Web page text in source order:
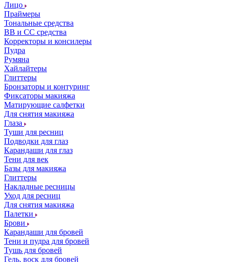
Лицо
Праймеры
Тональные средства
ВВ и СС средства
Корректоры и консилеры
Пудра
Румяна
Хайлайтеры
Глиттеры
Бронзаторы и контуринг
Фиксаторы макияжа
Матирующие салфетки
Для снятия макияжа
Глаза
Туши для ресниц
Подводки для глаз
Карандаши для глаз
Тени для век
Базы для макияжа
Глиттеры
Накладные ресницы
Уход для ресниц
Для снятия макияжа
Палетки
Брови
Карандаши для бровей
Тени и пудра для бровей
Тушь для бровей
Гель, воск для бровей